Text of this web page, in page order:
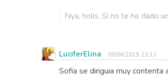
Nya, holis. Si no te he dado
LuciferElina 09/04/2019 23:13
Sofia se diriguia muy contenta